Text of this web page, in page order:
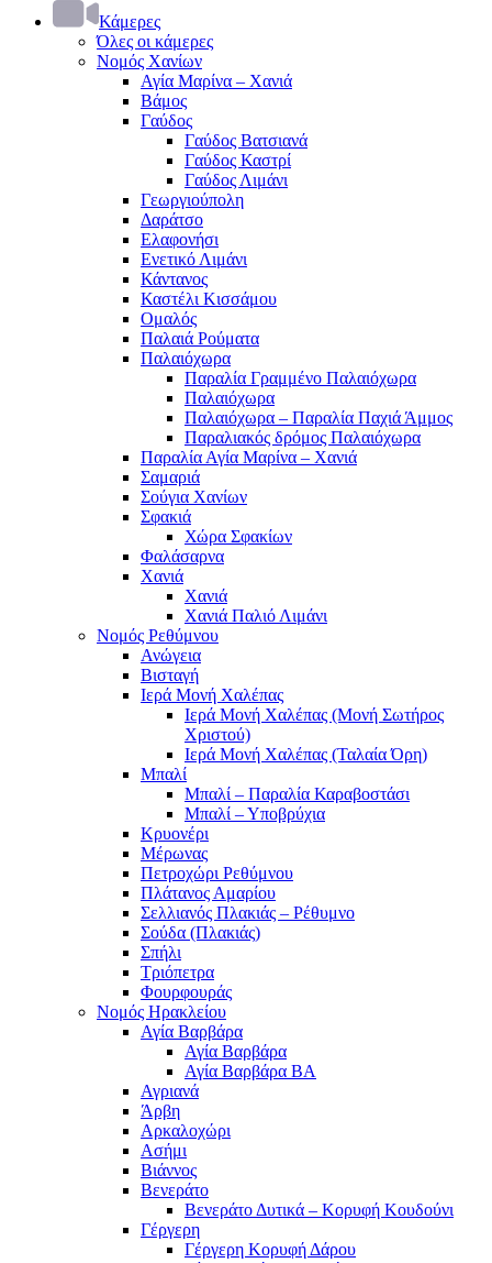
Κάμερες
Όλες οι κάμερες
Νομός Χανίων
Αγία Μαρίνα – Χανιά
Βάμος
Γαύδος
Γαύδος Βατσιανά
Γαύδος Καστρί
Γαύδος Λιμάνι
Γεωργιούπολη
Δαράτσο
Ελαφονήσι
Ενετικό Λιμάνι
Κάντανος
Καστέλι Κισσάμου
Ομαλός
Παλαιά Ρούματα
Παλαιόχωρα
Παραλία Γραμμένο Παλαιόχωρα
Παλαιόχωρα
Παλαιόχωρα – Παραλία Παχιά Άμμος
Παραλιακός δρόμος Παλαιόχωρα
Παραλία Αγία Μαρίνα – Χανιά
Σαμαριά
Σούγια Χανίων
Σφακιά
Χώρα Σφακίων
Φαλάσαρνα
Χανιά
Χανιά
Χανιά Παλιό Λιμάνι
Νομός Ρεθύμνου
Ανώγεια
Βισταγή
Ιερά Μονή Χαλέπας
Ιερά Μονή Χαλέπας (Μονή Σωτήρος
Χριστού)
Ιερά Μονή Χαλέπας (Ταλαία Όρη)
Μπαλί
Μπαλί – Παραλία Καραβοστάσι
Μπαλί – Υποβρύχια
Κρυονέρι
Μέρωνας
Πετροχώρι Ρεθύμνου
Πλάτανος Αμαρίου
Σελλιανός Πλακιάς – Ρέθυμνο
Σούδα (Πλακιάς)
Σπήλι
Τριόπετρα
Φουρφουράς
Νομός Ηρακλείου
Αγία Βαρβάρα
Αγία Βαρβάρα
Αγία Βαρβάρα ΒΑ
Αγριανά
Άρβη
Αρκαλοχώρι
Ασήμι
Βιάννος
Βενεράτο
Βενεράτο Δυτικά – Κορυφή Κουδούνι
Γέργερη
Γέργερη Κορυφή Δάρου